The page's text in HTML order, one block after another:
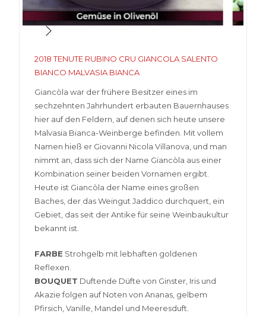
2018 TENUTE RUBINO CRU GIANCOLA SALENTO
BIANCO MALVASIA BIANCA
Giancòla war der frühere Besitzer eines im
sechzehnten Jahrhundert erbauten Bauernhauses
hier auf den Feldern, auf denen sich heute unsere
Malvasia Bianca-Weinberge befinden. Mit vollem
Namen hieß er Giovanni Nicola Villanova, und man
nimmt an, dass sich der Name Giancòla aus einer
Kombination seiner beiden Vornamen ergibt.
Heute ist Giancòla der Name eines großen
Baches, der das Weingut Jaddico durchquert, ein
Gebiet, das seit der Antike für seine Weinbaukultur
bekannt ist.
FARBE Strohgelb mit lebhaften goldenen
Reflexen.
BOUQUET Duftende Düfte von Ginster, Iris und
Akazie folgen auf Noten von Ananas, gelbem
Pfirsich, Vanille, Mandel und Meeresduft.